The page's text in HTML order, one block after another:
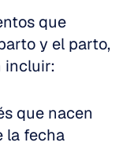
que
y el parto,
incluir:
que nacen
la fecha